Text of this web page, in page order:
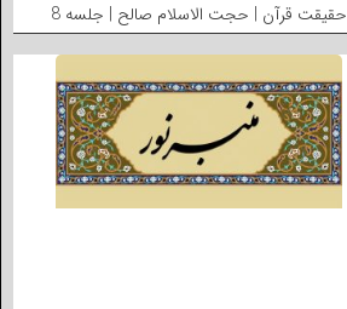
حقیقت قرآن | حجت الاسلام صالح | جلسه 8